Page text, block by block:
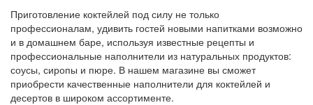
Приготовление коктейлей под силу не только
профессионалам, удивить гостей новыми напитками возможно
и в домашнем баре, используя известные рецепты и
профессиональные наполнители из натуральных продуктов:
соусы, сиропы и пюре. В нашем магазине вы сможет
приобрести качественные наполнители для коктейлей и
десертов в широком ассортименте.